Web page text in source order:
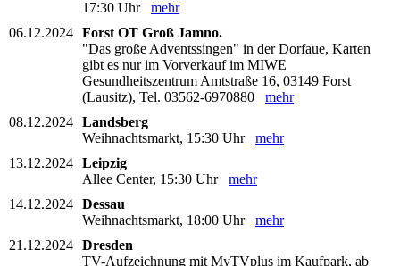
17:30 Uhr mehr
06.12.2024 Forst OT Groß Jamno.
"Das große Adventssingen" in der Dorfaue, Karten
gibt es nur im Vorverkauf im MIWE
Gesundheitszentrum Amtstraße 16, 03149 Forst
(Lausitz), Tel. 03562-6970880 mehr
08.12.2024 Landsberg
Weihnachtsmarkt, 15:30 Uhr mehr
13.12.2024 Leipzig
Allee Center, 15:30 Uhr mehr
14.12.2024 Dessau
Weihnachtsmarkt, 18:00 Uhr mehr
21.12.2024 Dresden
TV-Aufzeichnung mit MyTVplus im Kaufpark, ab